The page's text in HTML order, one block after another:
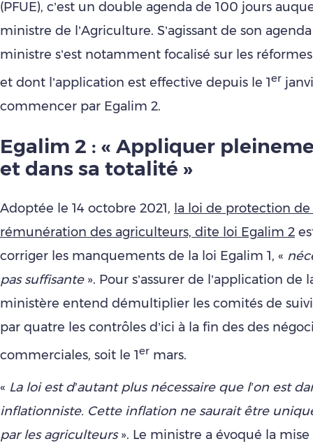
(PFUE), c’est un double agenda de 100 jours
ministre de l’Agriculture. S’agissant de son
ministre s’est notamment focalisé sur les
et dont l’application est effective depuis le 1er
commencer par Egalim 2.
Egalim 2 : « Appliquer
et dans sa totalité »
Adoptée le 14 octobre 2021, la loi de protection de
rémunération des agriculteurs, dite loi Egalim 2
corriger les manquements de la loi Egalim 1, «
pas suffisante». Pour s’assurer de l’application de
ministère entend démultiplier les comités de
par quatre les contrôles d’ici à la fin des des
commerciales, soit le 1er mars.
« La loi est d’autant plus nécessaire que l’on est
inflationniste. Cette inflation ne saurait être
par les agriculteurs». Le ministre a évoqué la mise